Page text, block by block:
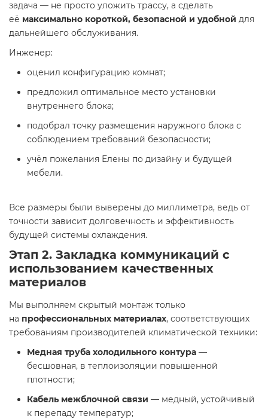
задача — не просто уложить трассу, а сделать
её максимально короткой, безопасной и удобной для
дальнейшего обслуживания.
Инженер:
оценил конфигурацию комнат;
предложил оптимальное место установки
внутреннего блока;
подобрал точку размещения наружного блока с
соблюдением требований безопасности;
учёл пожелания Елены по дизайну и будущей
мебели.
Все размеры были выверены до миллиметра, ведь от
точности зависит долговечность и эффективность
будущей системы охлаждения.
Этап 2. Закладка коммуникаций с
использованием качественных
материалов
Мы выполняем скрытый монтаж только
на профессиональных материалах, соответствующих
требованиям производителей климатической техники:
Медная труба холодильного контура —
бесшовная, в теплоизоляции повышенной
плотности;
Кабель межблочной связи — медный, устойчивый
к перепаду температур;